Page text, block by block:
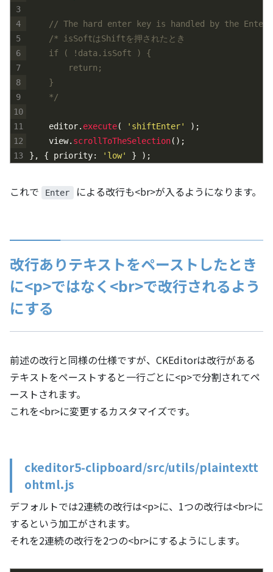
3
4
5
6
7
8
9
10
11
12
13
// The hard enter key is handled by the
/* isSoftはShiftを押されたとき
	if ( !data.isSoft ) {
		return;
	}
	*/
editor. execute( 'shiftEnter' ) ;
view. scrollToTheSelection( ) ;
} , { priority: 'low' } ) ;
これで Enter による改行も<br>が入るようになります。
改行ありテキストをペーストしたとき
に<p>ではなく<br>で改行されるよう
にする
前述の改行と同様の仕様ですが、CKEditorは改行がある
テキストをペーストすると一行ごとに<p>で分割されてペ
ーストされます。
これを<br>に変更するカスタマイズです。
ckeditor5-clipboard/src/utils/plaintextt
ohtml.js
デフォルトでは2連続の改行は<p>に、1つの改行は<br>に
するという加工がされます。
それを2連続の改行を2つの<br>にするようにします。